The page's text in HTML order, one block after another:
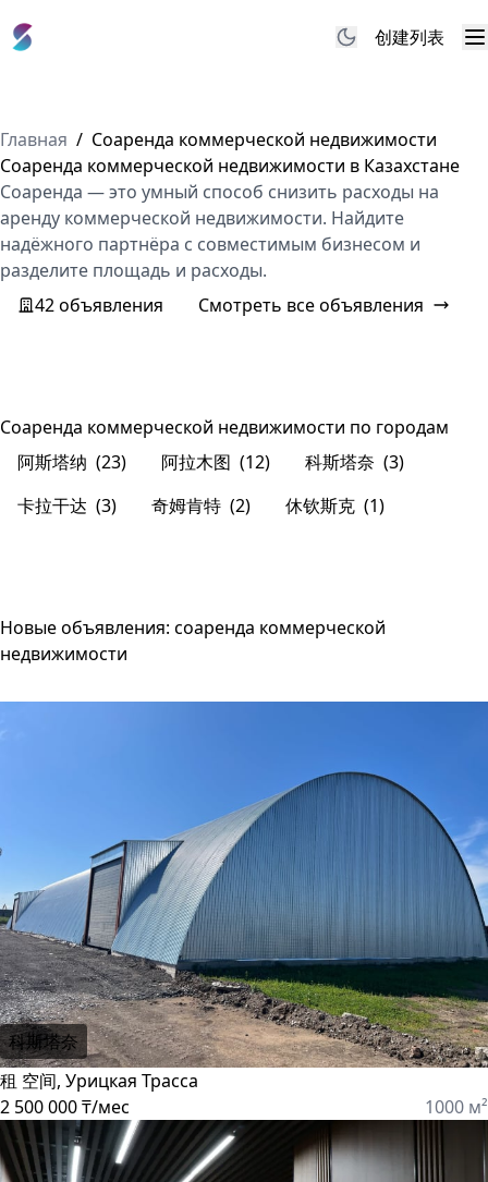
创建列表
Главная / Соаренда коммерческой недвижимости
Соаренда коммерческой недвижимости в Казахстане
Соаренда — это умный способ снизить расходы на
аренду коммерческой недвижимости. Найдите
надёжного партнёра с совместимым бизнесом и
разделите площадь и расходы.
42 объявления
Смотреть все объявления
Соаренда коммерческой недвижимости по городам
阿斯塔纳 (23) 阿拉木图 (12) 科斯塔奈 (3)
卡拉干达 (3) 奇姆肯特 (2) 休钦斯克 (1)
Новые объявления: соаренда коммерческой
недвижимости
科斯塔奈
租 空间, Урицкая Трасса
2 500 000 ₸/мес
1000 м²